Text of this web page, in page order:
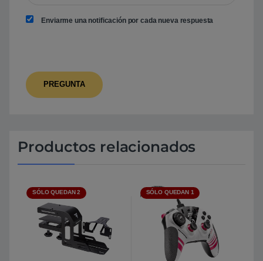
Enviarme una notificación por cada nueva respuesta
Productos relacionados
SÓLO QUEDAN 2 SÓLO QUEDAN 1